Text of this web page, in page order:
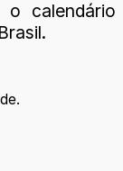
calendário